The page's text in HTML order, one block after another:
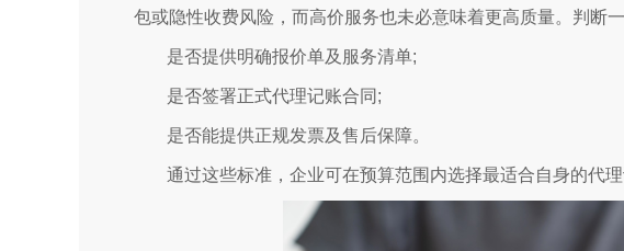
包或隐性收费风险，而高价服务也未必意味着更高质量。判断
是否提供明确报价单及服务清单;
是否签署正式代理记账合同;
是否能提供正规发票及售后保障。
通过这些标准，企业可在预算范围内选择最适合自身的代理